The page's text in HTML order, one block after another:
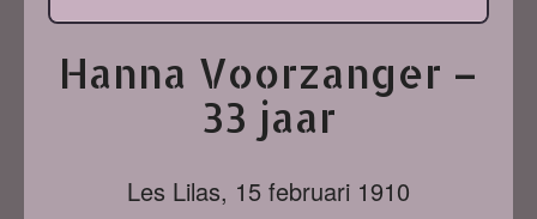
Hanna Voorzanger –
33 jaar
Les Lilas, 15 februari 1910